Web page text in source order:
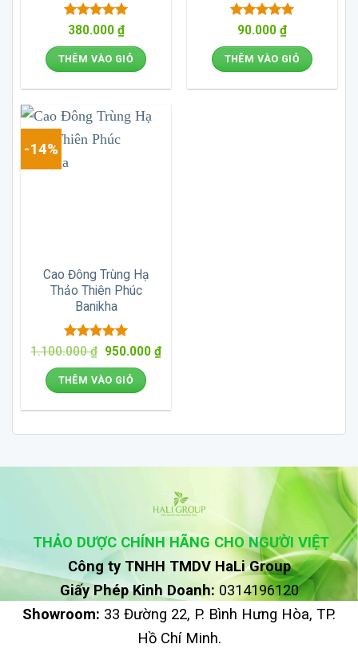
Được xếp
sao
380.000 ₫
THÊM VÀO GIỎ
Được xếp
sao
90.000 ₫
THÊM VÀO GIỎ
-14%
Cao Đông Trùng Hạ
Thảo Thiên Phúc
Banikha
Được xếp
hạng5
sao
1.100.000₫ Giá
là:
1.100.000 ₫.
950.000 ₫Giá
hiện
THÊM VÀO GIỎ
THẢO DƯỢC CHÍNH HÃNG CHO NGƯỜI VIỆT
Công ty TNHH TMDV HaLi Group
Giấy Phép Kinh Doanh: 0314196120
Showroom: 33 Đường 22, P. Bình Hưng Hòa, TP.
Hồ Chí Minh.